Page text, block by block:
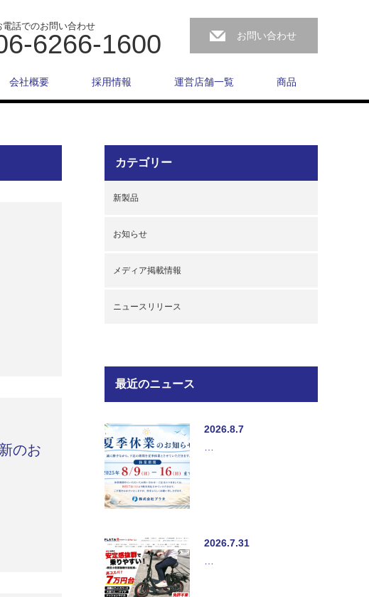
電話でのお問い合わせ
6266-1600 お問い合わせ
会社概要 採用情報 運営店舗一覧 商品
のお
カテゴリー
新製品
お知らせ
メディア掲載情報
ニュースリリース
最近のニュース
2026.8.7
2026.7.31